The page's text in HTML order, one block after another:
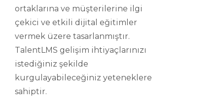
ortaklarına ve müşterilerine ilgi
çekici ve etkili dijital eğitimler
vermek üzere tasarlanmıştır.
TalentLMS gelişim ihtiyaçlarınızı
istediğiniz şekilde
kurgulayabileceğiniz yeteneklere
sahiptir.